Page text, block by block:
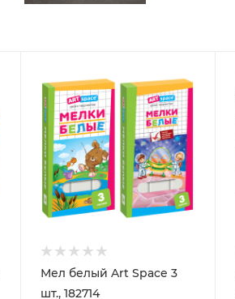
Мел белый Art Space 3
шт., 182714